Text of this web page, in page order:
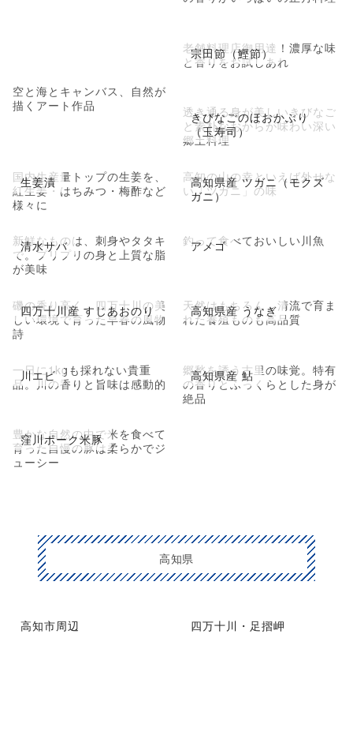
空と海とキャンバス、自然が
描くアート作品
宗田節（鰹節）
老舗料理店御用達！濃厚な味
と香りをお試しあれ
きびなごのほおかぶり
（玉寿司）
透き通る身が美しいきびなご
と素朴なおからが味わい深い
郷土料理
生姜漬
国内生産量トップの生姜を、
紅生姜・はちみつ・梅酢など
様々に
高知県産 ツガニ（モクズ
ガニ）
高知の山の幸といえば外せな
い「ツガニ」の味
清水サバ
新鮮なものは、刺身やタタキ
で。プリプリの身と上質な脂
が美味
アメゴ
釣って食べておいしい川魚
四万十川産 すじあおのり
磯の香り高く、四万十川の美
しい環境で育った早春の風物
詩
高知県産 うなぎ
天然はもちろん、清流で育ま
れた養殖ものも高品質
川エビ
一日に1kgも採れない貴重
品。川の香りと旨味は感動的
高知県産 鮎
郷愁を誘う古里の味覚。特有
の香りとふっくらとした身が
絶品
窪川ポーク米豚
豊かな自然の中で米を食べて
育った自慢の豚は柔らかでジ
ューシー
高知県
高知市周辺 四万十川・足摺岬